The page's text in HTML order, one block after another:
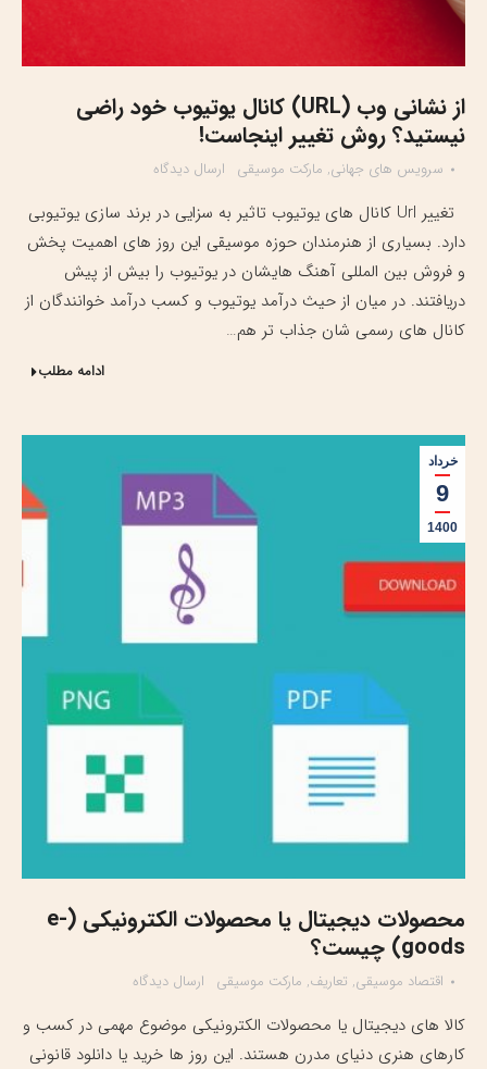
از نشانی وب (URL) کانال یوتیوب خود راضی
نیستید؟ روش تغییر اینجاست!
سرویس های جهانی, مارکت موسیقی ارسال دیدگاه
تغییر Url کانال های یوتیوب تاثیر به سزایی در برند سازی یوتیوبی
دارد. بسیاری از هنرمندان حوزه موسیقی این روز های اهمیت پخش
و فروش بین المللی آهنگ هایشان در یوتیوب را بیش از پیش
دریافتند. در میان از حیث درآمد یوتیوب و کسب درآمد خوانندگان از
کانال های رسمی شان جذاب تر هم…
ادامه مطلب
خرداد
9
1400
محصولات دیجیتال یا محصولات الکترونیکی (e-
goods) چیست؟
اقتصاد موسیقی, تعاریف, مارکت موسیقی ارسال دیدگاه
کالا های دیجیتال یا محصولات الکترونیکی موضوع مهمی در کسب و
کارهای هنری دنیای مدرن هستند. این روز ها خرید یا دانلود قانونی